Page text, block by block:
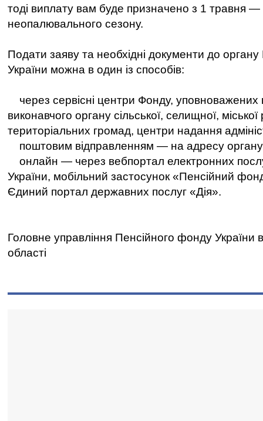
тоді виплату вам буде призначено з 1 травня —
неопалювального сезону.
Подати заяву та необхідні документи до
України можна в один із способів:
через сервісні центри Фонду, уповноважених
виконавчого органу сільської, селищної, міської
територіальних громад, центри надання
поштовим відправленням — на адресу
онлайн — через вебпортал електронних
України, мобільний застосунок «Пенсійний
Єдиний портал державних послуг «Дія».
Головне управління Пенсійного фонду України в
області